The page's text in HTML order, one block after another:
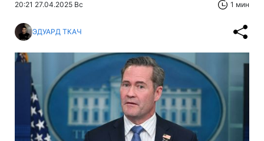
20:21 27.04.2025 Вс 1 мин
ЭДУАРД ТКАЧ